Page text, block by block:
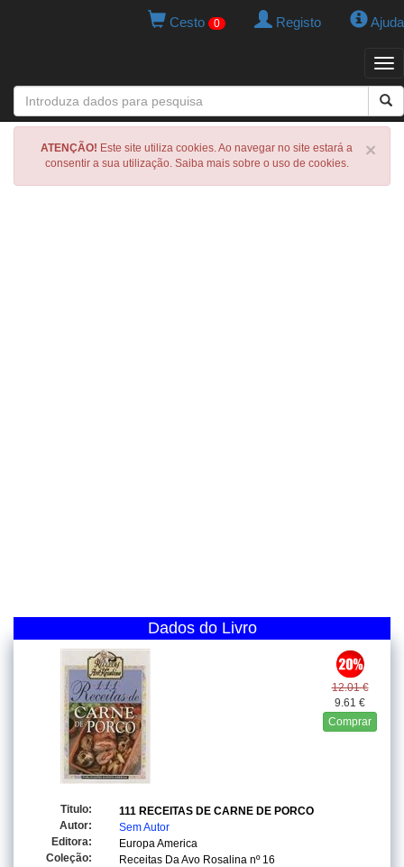
Cesto 0 Registo Ajuda
×
ATENÇÃO! Este site utiliza cookies. Ao navegar no site estará a
consentir a sua utilização. Saiba mais sobre o uso de cookies.
Dados do Livro
12.01 €
9.61 €
Comprar
Titulo:
111 RECEITAS DE CARNE DE PORCO
Autor:
Sem Autor
Editora:
Europa America
Coleção:
Receitas Da Avo Rosalina nº 16